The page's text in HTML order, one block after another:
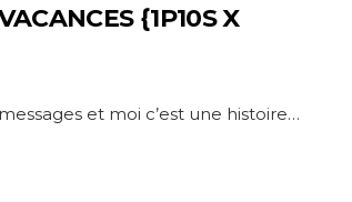
{1P10S X
et moi c’est une histoire…